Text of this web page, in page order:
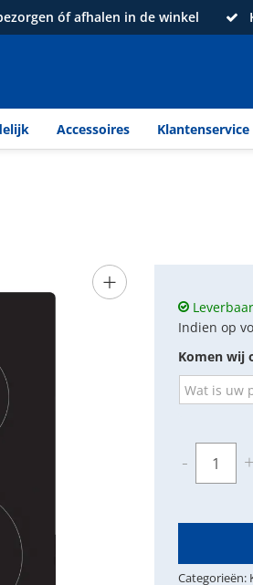
óf afhalen in de winkel
Accessoires Klantenservice
+
Indien op
Komen wij
- +
Categorieën: